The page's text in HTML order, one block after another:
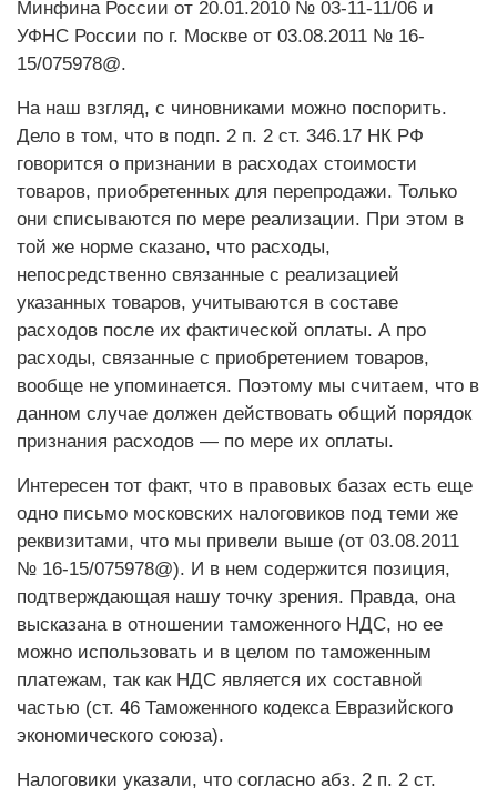
Минфина России от 20.01.2010 № 03-11-11/06 и
УФНС России по г. Москве от 03.08.2011 № 16-
15/075978@.
На наш взгляд, с чиновниками можно поспорить.
Дело в том, что в подп. 2 п. 2 ст. 346.17 НК РФ
говорится о признании в расходах стоимости
товаров, приобретенных для перепродажи. Только
они списываются по мере реализации. При этом в
той же норме сказано, что расходы,
непосредственно связанные с реализацией
указанных товаров, учитываются в составе
расходов после их фактической оплаты. А про
расходы, связанные с приобретением товаров,
вообще не упоминается. Поэтому мы считаем, что в
данном случае должен действовать общий порядок
признания расходов — по мере их оплаты.
Интересен тот факт, что в правовых базах есть еще
одно письмо московских налоговиков под теми же
реквизитами, что мы привели выше (от 03.08.2011
№ 16-15/075978@). И в нем содержится позиция,
подтверждающая нашу точку зрения. Правда, она
высказана в отношении таможенного НДС, но ее
можно использовать и в целом по таможенным
платежам, так как НДС является их составной
частью (ст. 46 Таможенного кодекса Евразийского
экономического союза).
Налоговики указали, что согласно абз. 2 п. 2 ст.